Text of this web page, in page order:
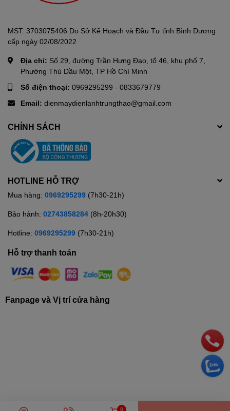
MST: 3703075406 Do Sở Kế Hoạch và Đầu Tư tỉnh Bình Dương
cấp ngày 02/08/2022
Địa chỉ: Số 29, đường Trần Hưng Đạo, tổ 46, khu phố 7,
Phường Thủ Dầu Một, TP Hồ Chí Minh
Số điện thoại: 0969295299 - 0833679779
Email: dienmaydienlanhtrungthao@gmail.com
CHÍNH SÁCH
HOTLINE HỖ TRỢ
Mua hàng: 0969295299 (7h30-21h)
Bảo hành: 02743858284 (8h-20h30)
Hotline: 0969295299 (7h30-21h)
Hỗ trợ thanh toán
Fanpage và Vị trí cửa hàng
© Bản quyền thuộc về Siêu thị điện máy TRUNG THẢO
0